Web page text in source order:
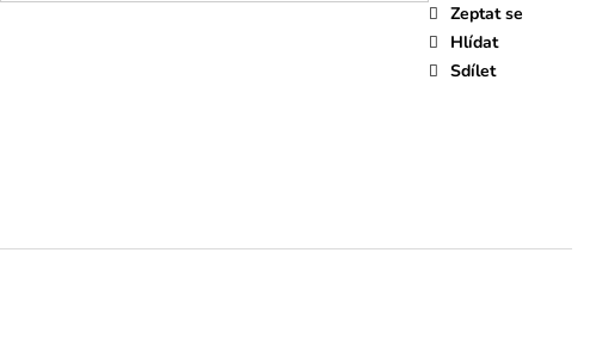
Zeptat se
Hlídat
Sdílet